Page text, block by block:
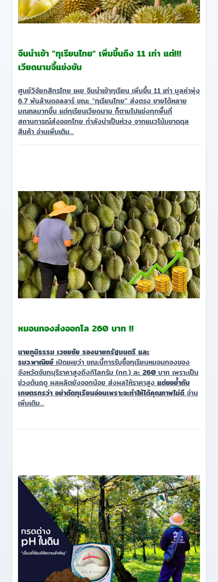
จีนนำเข้า "ทุเรียนไทย" เพิ่มขึ้นถึง 11 เท่า แต่!!!
เวียดนามจี้แข่งขัน
ศูนย์วิจัยกสิกรไทย เผย จีนนำเข้าทุเรียน เพิ่มขึ้น 11 เท่า มูลค่าพุ่ง
6.7 พันล้านดอลลาร์ ขณะ “ทุเรียนไทย” ส่งตรง ขายได้หลาย
มณฑลมากขึ้น แต่ทุเรียนเวียดนาม ก็ตามไปแข่งทุกพื้นที่
สถานการณ์ส่งออกไทย กำลังน่าเป็นห่วง จากแนวโน้มขาดดุล
สินค้า อ่านเพิ่มเติม...
หมอนทองส่งออกโล 260 บาท !!
นายภูมิธรรม เวชยชัย รองนายกรัฐมนตรี และ
รมว.พาณิชย์เปิดเผยว่า ขณะนี้การรับซื้อทุเรียนหมอนทองของ
จังหวัดจันทบุรีราคาสูงถึงกิโลกรัม (กก.) ละ 260 บาท เพราะเป็น
ช่วงต้นฤดู ผลผลิตยังออกน้อย ส่งผลให้ราคาสูง แต่ขอย้ำกับ
เกษตรกรว่า อย่าตัดทุเรียนอ่อนเพราะจะทำให้ได้คุณภาพไม่ดี อ่าน
เพิ่มเติม...